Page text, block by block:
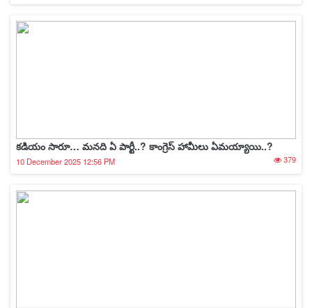
కడియం సారూ… మనది ఏ పార్టీ..? కాంగ్రెస్ హామీలు ఏమయ్యాయి..?
10 December 2025 12:56 PM 379